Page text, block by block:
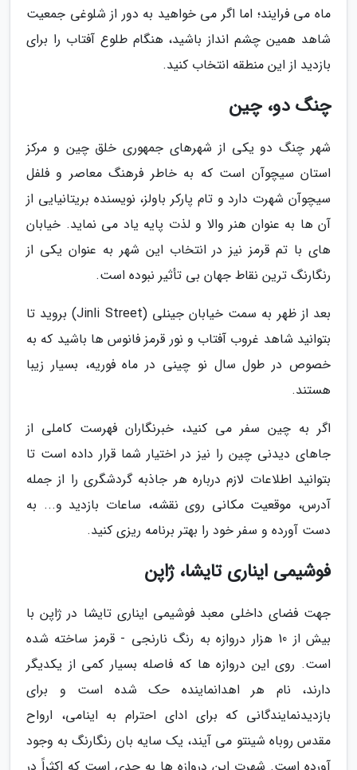
ماه می فرایند؛ اما اگر می خواهید به دور از شلوغی جمعیت
شاهد همین چشم انداز باشید، هنگام طلوع آفتاب را برای
بازدید از این منطقه انتخاب کنید.
چنگ دو، چین
شهر چنگ دو یکی از شهرهای جمهوری خلق چین و مرکز
استان سیچوآن است که به خاطر فرهنگ معاصر و فلفل
سیچوآن شهرت دارد و تام پارکر باولز، نویسنده بریتانیایی از
آن ها به عنوان هنر والا و لذت پایه یاد می نماید. خیابان
های با تم قرمز نیز در انتخاب این شهر به عنوان یکی از
رنگارنگ ترین نقاط جهان بی تأثیر نبوده است.
بعد از ظهر به سمت خیابان جینلی (Jinli Street) بروید تا
بتوانید شاهد غروب آفتاب و نور قرمز فانوس ها باشید که به
خصوص در طول سال نو چینی در ماه فوریه، بسیار زیبا
هستند.
اگر به چین سفر می کنید، خبرنگاران فهرست کاملی از
جاهای دیدنی چین را نیز در اختیار شما قرار داده است تا
بتوانید اطلاعات لازم درباره هر جاذبه گردشگری را از جمله
آدرس، موقعیت مکانی روی نقشه، ساعات بازدید و... به
دست آورده و سفر خود را بهتر برنامه ریزی کنید.
فوشیمی ایناری تایشا، ژاپن
جهت فضای داخلی معبد فوشیمی ایناری تایشا در ژاپن با
بیش از 10 هزار دروازه به رنگ نارنجی - قرمز ساخته شده
است. روی این دروازه ها که فاصله بسیار کمی از یکدیگر
دارند، نام هر اهدانماینده حک شده است و برای
بازدیدنمایندگانی که برای ادای احترام به اینامی، ارواح
مقدس روباه شینتو می آیند، یک سایه بان رنگارنگ به وجود